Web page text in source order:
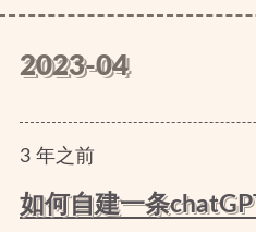
2023-04
3年之前
如何自建一条